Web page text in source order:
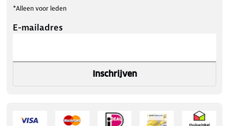
*Alleen voor leden
E-mailadres
Inschrijven